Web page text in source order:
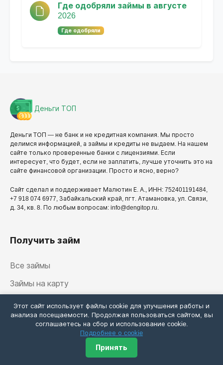
Где одобряли займы в августе
2026
Где одобряли
Деньги ТОП
Деньги ТОП — не банк и не кредитная компания. Мы просто
делимся информацией, а займы и кредиты не выдаем. На нашем
сайте только проверенные банки с лицензиями. Если
интересует, что будет, если не заплатить, лучше уточнить это на
сайте финансовой организации. Просто и ясно, верно?
Сайт сделал и поддерживает Малютин Е. А., ИНН: 752401191484,
+7 918 074 6977, Забайкальский край, пгт. Атамановка, ул. Связи,
д. 34, кв. 8. По любым вопросам: info@dengitop.ru.
Получить займ
Все займы
Займы на карту
Отписаться от займов
Личные кабинеты займов
Этот сайт использует файлы cookie для улучшения работы и
анализа посещаемости. Продолжая пользоваться сайтом, вы
соглашаетесь на сбор и использование cookie.
Подробнее о cookie
Принять